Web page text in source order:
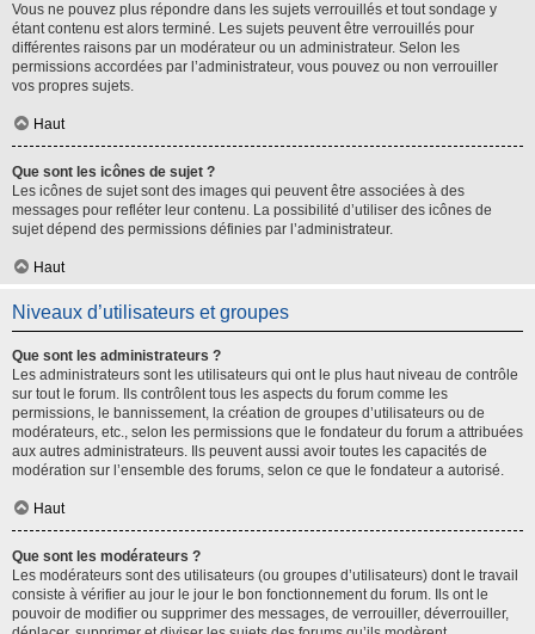
Vous ne pouvez plus répondre dans les sujets verrouillés et tout sondage y
étant contenu est alors terminé. Les sujets peuvent être verrouillés pour
différentes raisons par un modérateur ou un administrateur. Selon les
permissions accordées par l’administrateur, vous pouvez ou non verrouiller
vos propres sujets.
Haut
Que sont les icônes de sujet ?
Les icônes de sujet sont des images qui peuvent être associées à des
messages pour refléter leur contenu. La possibilité d’utiliser des icônes de
sujet dépend des permissions définies par l’administrateur.
Haut
Niveaux d’utilisateurs et groupes
Que sont les administrateurs ?
Les administrateurs sont les utilisateurs qui ont le plus haut niveau de contrôle
sur tout le forum. Ils contrôlent tous les aspects du forum comme les
permissions, le bannissement, la création de groupes d’utilisateurs ou de
modérateurs, etc., selon les permissions que le fondateur du forum a attribuées
aux autres administrateurs. Ils peuvent aussi avoir toutes les capacités de
modération sur l’ensemble des forums, selon ce que le fondateur a autorisé.
Haut
Que sont les modérateurs ?
Les modérateurs sont des utilisateurs (ou groupes d’utilisateurs) dont le travail
consiste à vérifier au jour le jour le bon fonctionnement du forum. Ils ont le
pouvoir de modifier ou supprimer des messages, de verrouiller, déverrouiller,